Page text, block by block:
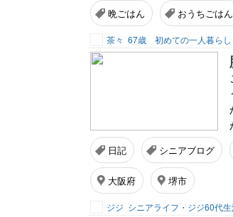
晩ごはん おうちごはん
茶々 67歳 初めての一人暮ら
日記 シニアブログ
大阪府 堺市
ジジ シニアライフ・ジジ60代